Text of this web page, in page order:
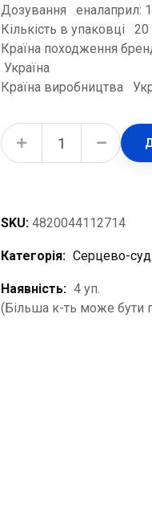
Дозування еналаприл:
Кількість в упаковці
Країна походження
Україна
Країна виробництва
Еналаприл-Здоров'я таблетки по 10 мг №20 quantity
SKU: 4820044112714
Категорія: Серцево-
Наявність: 4 уп.
(Більша к-ть може бути